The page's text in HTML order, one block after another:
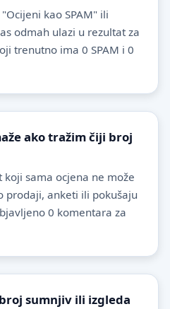
kao SPAM" ili
odmah ulazi u rezultat za
trenutno ima 0 SPAM i 0
ako tražim čiji broj
sama ocjena ne može
prodaji, anketi ili pokušaju
0 komentara za
sumnjiv ili izgleda